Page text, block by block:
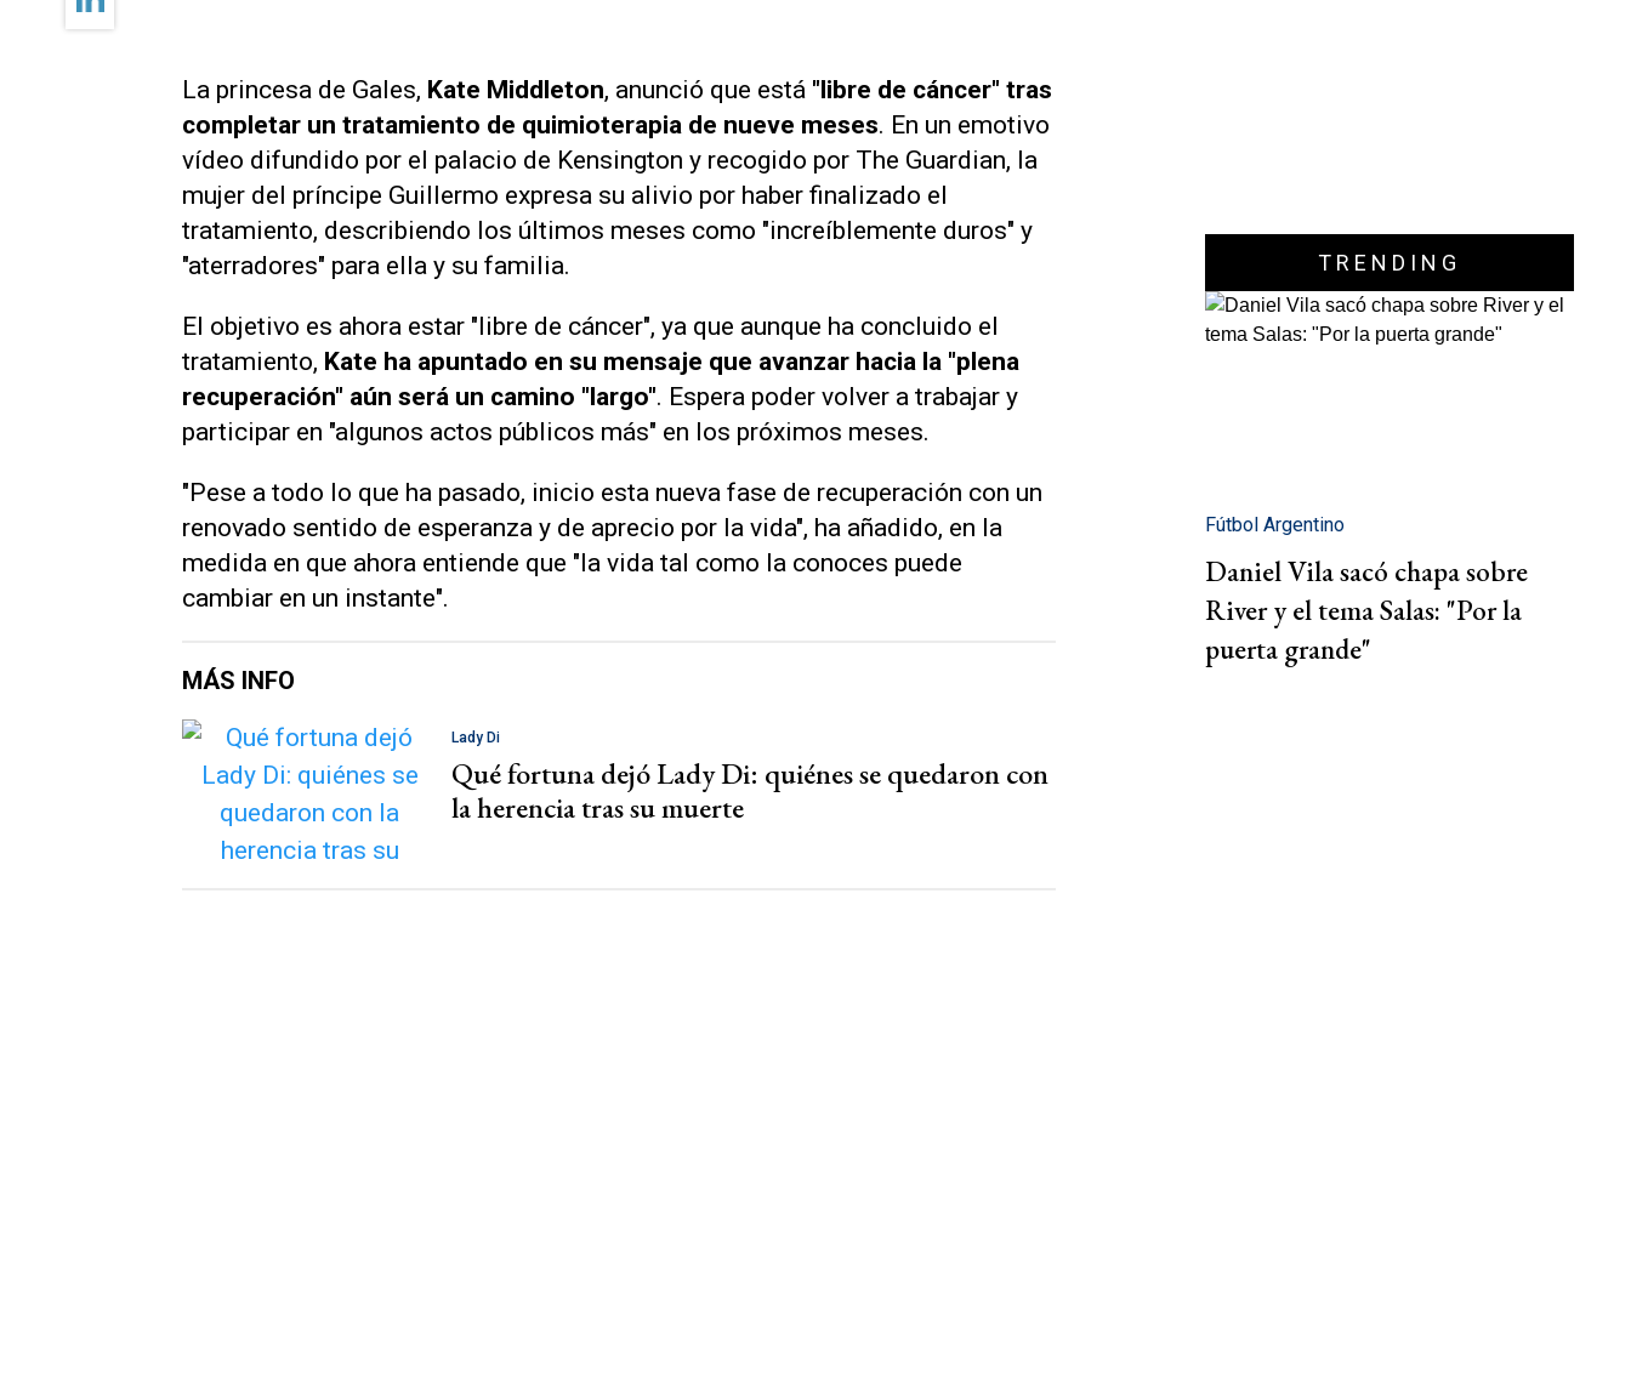
La princesa de Gales, Kate Middleton, anunció que está "libre de cáncer" tras
completar un tratamiento de quimioterapia de nueve meses. En un emotivo
vídeo difundido por el palacio de Kensington y recogido por The Guardian, la
mujer del príncipe Guillermo expresa su alivio por haber finalizado el
tratamiento, describiendo los últimos meses como "increíblemente duros" y
"aterradores" para ella y su familia.
El objetivo es ahora estar "libre de cáncer", ya que aunque ha concluido el
tratamiento, Kate ha apuntado en su mensaje que avanzar hacia la "plena
recuperación" aún será un camino "largo". Espera poder volver a trabajar y
participar en "algunos actos públicos más" en los próximos meses.
"Pese a todo lo que ha pasado, inicio esta nueva fase de recuperación con un
renovado sentido de esperanza y de aprecio por la vida", ha añadido, en la
medida en que ahora entiende que "la vida tal como la conoces puede
cambiar en un instante".
MÁS INFO
Lady Di
Qué fortuna dejó Lady Di: quiénes se quedaron con
la herencia tras su muerte
TRENDING
Fútbol Argentino
Daniel Vila sacó chapa sobre
River y el tema Salas: "Por la
puerta grande"